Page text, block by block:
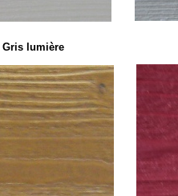
Gris lumière